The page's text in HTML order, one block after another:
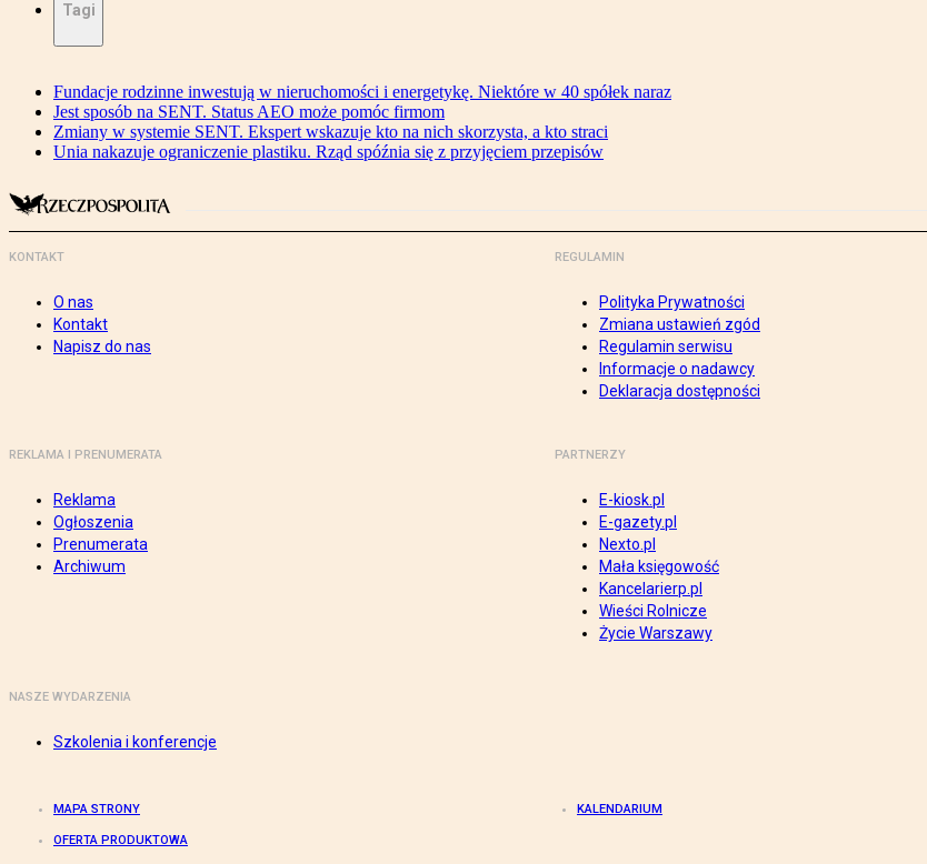
Tagi
Fundacje rodzinne inwestują w nieruchomości i energetykę. Niektóre w 40 spółek naraz
Jest sposób na SENT. Status AEO może pomóc firmom
Zmiany w systemie SENT. Ekspert wskazuje kto na nich skorzysta, a kto straci
Unia nakazuje ograniczenie plastiku. Rząd spóźnia się z przyjęciem przepisów
KONTAKT
O nas
Kontakt
Napisz do nas
REGULAMIN
Polityka Prywatności
Zmiana ustawień zgód
Regulamin serwisu
Informacje o nadawcy
Deklaracja dostępności
REKLAMA I PRENUMERATA
Reklama
Ogłoszenia
Prenumerata
Archiwum
PARTNERZY
E-kiosk.pl
E-gazety.pl
Nexto.pl
Mała księgowość
Kancelarierp.pl
Wieści Rolnicze
Życie Warszawy
NASZE WYDARZENIA
Szkolenia i konferencje
MAPA STRONY KALENDARIUM
OFERTA PRODUKTOWA